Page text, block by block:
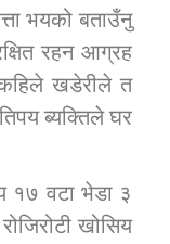
भयको बताउँनु
रहन आग्रह
खडेरीले त
ब्यक्तिले घर
१७ वटा भेडा ३
खोसिय